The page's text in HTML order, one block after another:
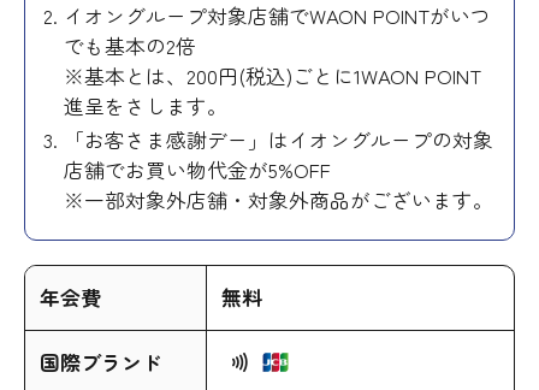
イオングループ対象店舗でWAON POINTがいつ
でも基本の2倍
※基本とは、200円(税込)ごとに1WAON POINT
進呈をさします。
「お客さま感謝デー」はイオングループの対象
店舗でお買い物代金が5%OFF
※一部対象外店舗・対象外商品がございます。
年会費 無料
国際ブランド